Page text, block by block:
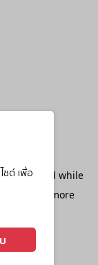
ซต์ เพื่อ
occurred while
for more